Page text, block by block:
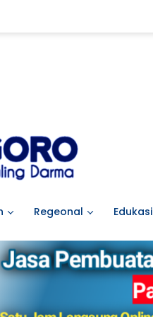
Regeonal Edukasi